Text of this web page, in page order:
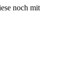
noch mit